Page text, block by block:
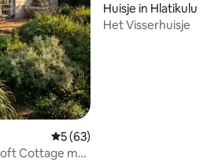
91 recensies
Gemiddelde beoordeling van
5 (63)
Cottage met
Huisje in Hlatikulu
Het Visserhuisje